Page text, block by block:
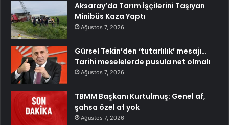
Aksaray’da Tarım İşçilerini Taşıyan
Minibüs Kaza Yaptı
Ağustos 7, 2026
Gürsel Tekin’den ‘tutarlılık’ mesajı…
Tarihi meselelerde pusula net olmalı
Ağustos 7, 2026
TBMM Başkanı Kurtulmuş: Genel af,
şahsa özel af yok
Ağustos 7, 2026